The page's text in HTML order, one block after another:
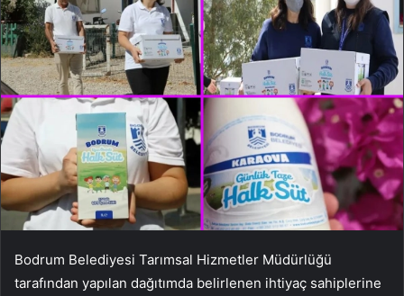
Bodrum Belediyesi Tarımsal Hizmetler Müdürlüğü
tarafından yapılan dağıtımda belirlenen ihtiyaç sahiplerine